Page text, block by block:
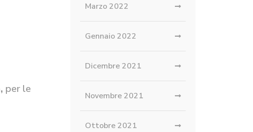
per le
Marzo 2022
Gennaio 2022
Dicembre 2021
Novembre 2021
Ottobre 2021